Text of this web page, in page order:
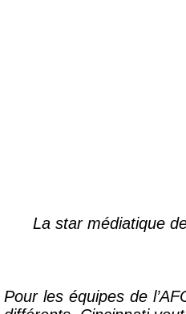
La star médiatique
Pour les équipes de